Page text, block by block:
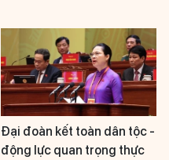
Đại đoàn kết toàn dân tộc -
động lực quan trọng thực